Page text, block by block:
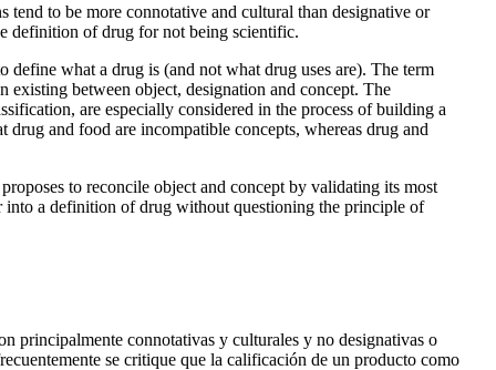
to be more connotative and cultural than designative or
definition of drug for not being scientific.
what a drug is (and not what drug uses are). The term
between object, designation and concept. The
are especially considered in the process of building a
and food are incompatible concepts, whereas drug and
to reconcile object and concept by validating its most
into a definition of drug without questioning the principle of
principalmente connotativas y culturales y no designativas o
se critique que la calificación de un producto como